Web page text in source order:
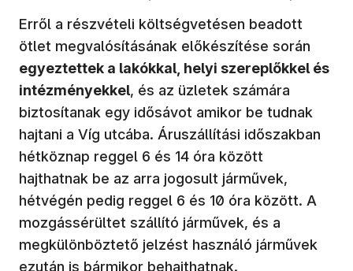
Erről a részvételi költségvetésen beadott
ötlet megvalósításának előkészítése során
egyeztettek a lakókkal, helyi szereplőkkel és
intézményekkel, és az üzletek számára
biztosítanak egy idősávot amikor be tudnak
hajtani a Víg utcába. Áruszállítási időszakban
hétköznap reggel 6 és 14 óra között
hajthatnak be az arra jogosult járművek,
hétvégén pedig reggel 6 és 10 óra között. A
mozgássérültet szállító járművek, és a
megkülönböztető jelzést használó járművek
ezután is bármikor behajthatnak.